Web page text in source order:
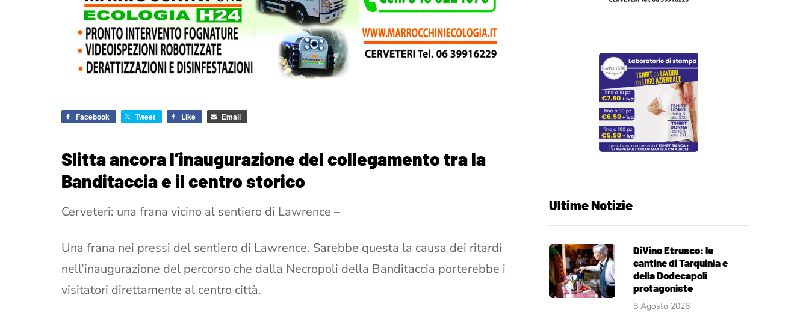
Facebook Tweet Like Email
Slitta ancora l’inaugurazione del collegamento tra la
Banditaccia e il centro storico
Cerveteri: una frana vicino al sentiero di Lawrence –
Una frana nei pressi del sentiero di Lawrence. Sarebbe questa la causa dei ritardi
nell’inaugurazione del percorso che dalla Necropoli della Banditaccia porterebbe i
visitatori direttamente al centro città.
Ultime Notizie
DiVino Etrusco: le
cantine di Tarquinia e
della Dodecapoli
protagoniste
8 Agosto 2026